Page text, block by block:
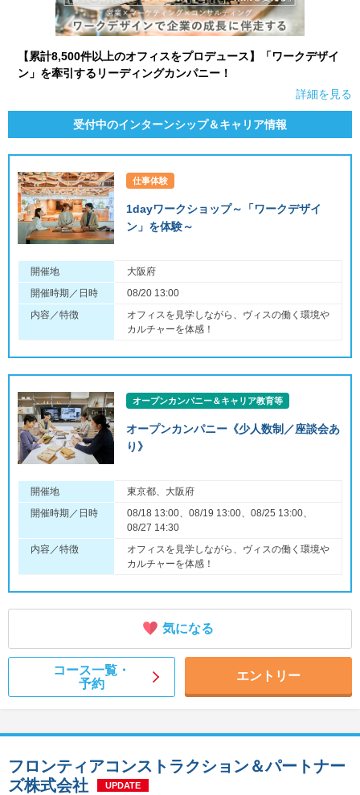
【累計8,500件以上のオフィスをプロデュース】「ワークデザイ
ン」を牽引するリーディングカンパニー！
詳細を見る
受付中のインターンシップ＆キャリア情報
仕事体験
1dayワークショップ～「ワークデザイ
ン」を体験～
開催地
大阪府
開催時期／日時
08/20 13:00
内容／特徴
オフィスを見学しながら、ヴィスの働く環境や
カルチャーを体感！
オープンカンパニー＆キャリア教育等
オープンカンパニー《少人数制／座談会あ
り》
開催地
東京都、大阪府
開催時期／日時
08/18 13:00、08/19 13:00、08/25 13:00、
08/27 14:30
内容／特徴
オフィスを見学しながら、ヴィスの働く環境や
カルチャーを体感！
気になる
コース一覧・
予約
エントリー
フロンティアコンストラクション＆パートナー
ズ株式会社
UPDATE